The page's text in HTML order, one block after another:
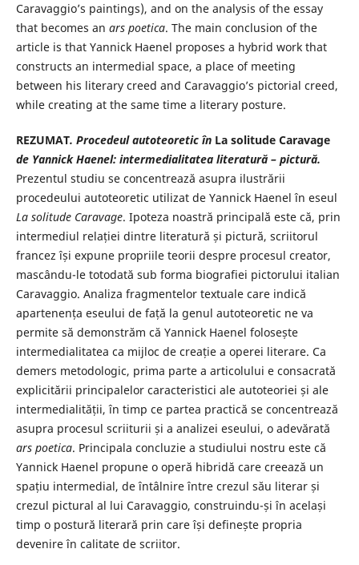
Caravaggio’s paintings), and on the analysis of the essay
that becomes an ars poetica. The main conclusion of the
article is that Yannick Haenel proposes a hybrid work that
constructs an intermedial space, a place of meeting
between his literary creed and Caravaggio’s pictorial creed,
while creating at the same time a literary posture.
REZUMAT. Procedeul autoteoretic în La solitude Caravage
de YannickHaenel: intermedialitatea literatură – pictură.
Prezentul studiu se concentrează asupra ilustrării
procedeului autoteoretic utilizat de Yannick Haenel în eseul
La solitude Caravage. Ipoteza noastră principală este că, prin
intermediul relației dintre literatură și pictură, scriitorul
francez își expune propriile teorii despre procesul creator,
mascându-le totodată sub forma biografiei pictorului italian
Caravaggio. Analiza fragmentelor textuale care indică
apartenența eseului de față la genul autoteoretic ne va
permite să demonstrăm că Yannick Haenel folosește
intermedialitatea ca mijloc de creație a operei literare. Ca
demers metodologic, prima parte a articolului e consacrată
explicitării principalelor caracteristici ale autoteoriei și ale
intermedialității, în timp ce partea practică se concentrează
asupra procesul scriiturii și a analizei eseului, o adevărată
ars poetica. Principala concluzie a studiului nostru este că
Yannick Haenel propune o operă hibridă care creează un
spațiu intermedial, de întâlnire între crezul său literar și
crezul pictural al lui Caravaggio, construindu-și în același
timp o postură literară prin care își definește propria
devenire în calitate de scriitor.